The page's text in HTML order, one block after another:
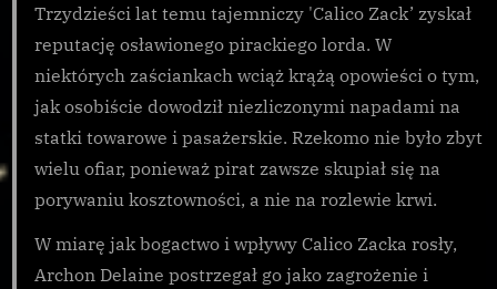
Trzydzieści lat temu tajemniczy 'Calico Zack’ zyskał
reputację osławionego pirackiego lorda. W
niektórych zaściankach wciąż krążą opowieści o tym,
jak osobiście dowodził niezliczonymi napadami na
statki towarowe i pasażerskie. Rzekomo nie było zbyt
wielu ofiar, ponieważ pirat zawsze skupiał się na
porywaniu kosztowności, a nie na rozlewie krwi.
W miarę jak bogactwo i wpływy Calico Zacka rosły,
Archon Delaine postrzegał go jako zagrożenie i